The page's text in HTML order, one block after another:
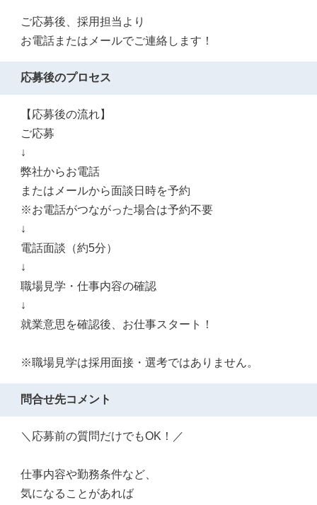
ご応募後、採用担当より
お電話またはメールでご連絡します！
応募後のプロセス
【応募後の流れ】
ご応募
↓
弊社からお電話
またはメールから面談日時を予約
※お電話がつながった場合は予約不要
↓
電話面談（約5分）
↓
職場見学・仕事内容の確認
↓
就業意思を確認後、お仕事スタート！
※職場見学は採用面接・選考ではありません。
問合せ先コメント
＼応募前の質問だけでもOK！／
仕事内容や勤務条件など、
気になることがあれば